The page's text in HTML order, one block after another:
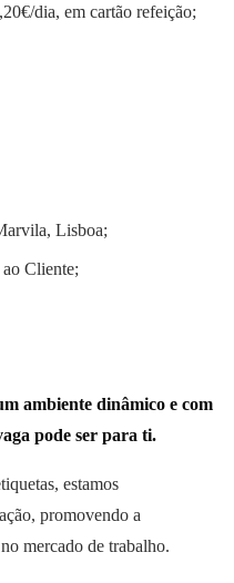
dia, em cartão refeição;
Lisboa;
Cliente;
ambiente dinâmico e com
pode ser para ti.
estamos
promovendo a
mercado de trabalho.